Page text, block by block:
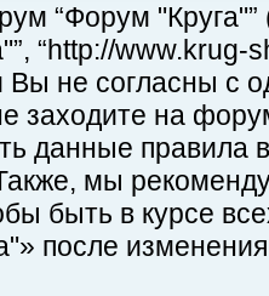
“Форум
“http://
Вы не согласны с
заходите на
данные правила
мы
быть в курсе
после